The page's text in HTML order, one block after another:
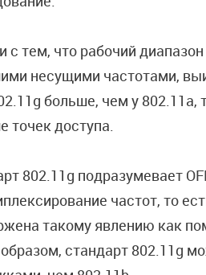
с тем, что рабочий
несущими частотами,
больше, чем у
точек доступа.
802.11g подразумевает
частот, то
такому явлению как
стандарт 802.11g